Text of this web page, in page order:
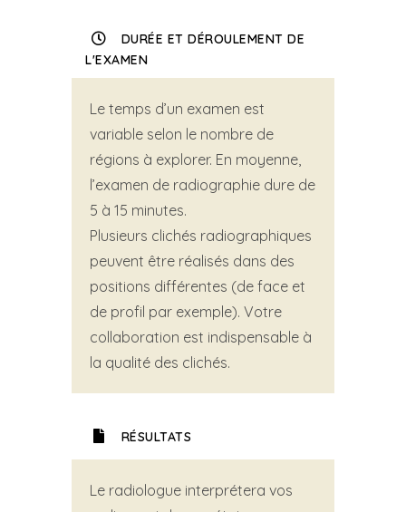
DURÉE ET DÉROULEMENT DE
L'EXAMEN
Le temps d’un examen est
variable selon le nombre de
régions à explorer. En moyenne,
l’examen de radiographie dure de
5 à 15 minutes.
Plusieurs clichés radiographiques
peuvent être réalisés dans des
positions différentes (de face et
de profil par exemple). Votre
collaboration est indispensable à
la qualité des clichés.
RÉSULTATS
Le radiologue interprétera vos